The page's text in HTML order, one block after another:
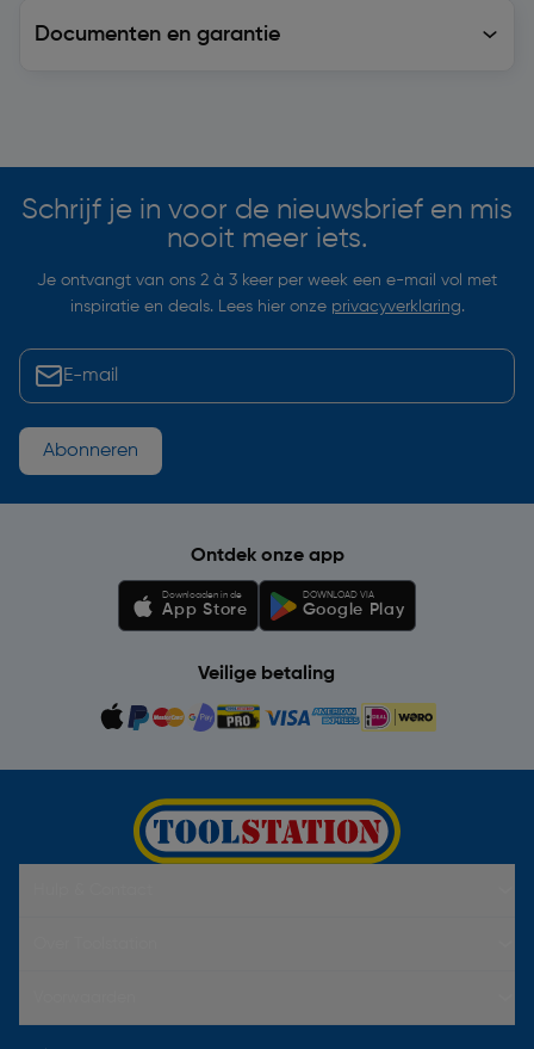
Documenten en garantie
Schrijf je in voor de nieuwsbrief en mis
nooit meer iets.
Je ontvangt van ons 2 à 3 keer per week een e-mail vol met
inspiratie en deals. Lees hier onze privacyverklaring.
Abonneren
Ontdek onze app
Downloaden in de
App Store
DOWNLOAD VIA
Google Play
Veilige betaling